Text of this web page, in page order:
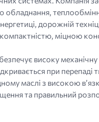
обладнання,
дорожній
компактністю, міцною
високу механічну
при перепаді
маслі з високою
та правильний